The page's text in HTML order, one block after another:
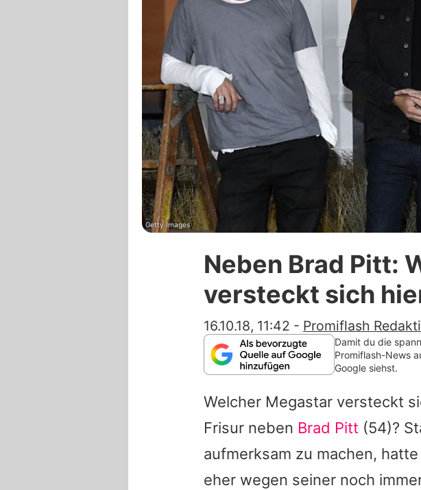
Alle
Getty Images
Neben Brad Pitt:
versteckt sich
16.10.18, 11:42 - Promiflash
Damit du die
Promiflash-News
Google siehst.
Welcher Megastar versteckt
Frisur neben Brad Pitt (54)?
aufmerksam zu machen,
eher wegen seiner noch